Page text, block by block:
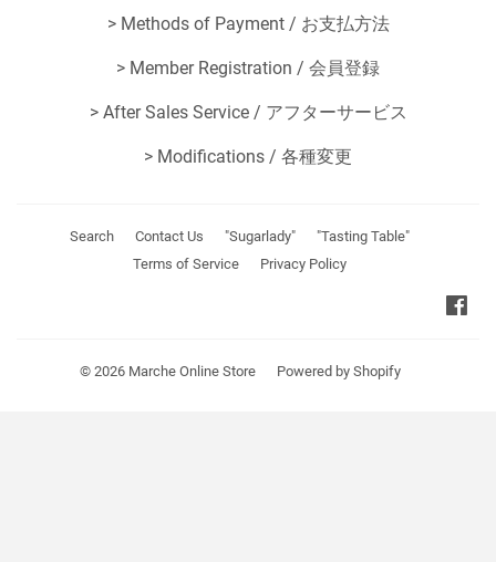
> Methods of Payment / お支払方法
> Member Registration / 会員登録
> After Sales Service / アフターサービス
> Modifications / 各種変更
Search Contact Us "Sugarlady"
"Tasting Table"
Terms of Service
Privacy Policy
© 2026 Marche Online Store Powered by Shopify